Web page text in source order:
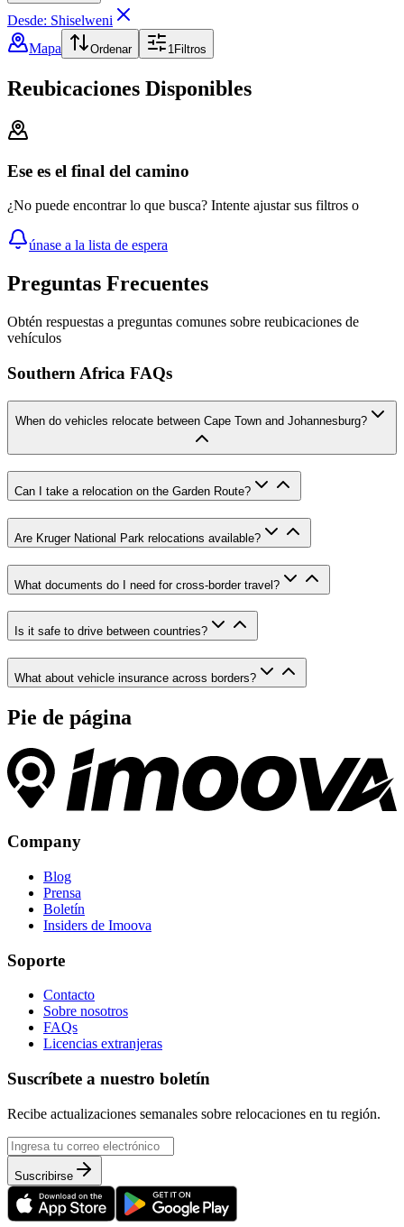
Desde: Shiselweni
Mapa
Ordenar 1Filtros
Reubicaciones Disponibles
Ese es el final del camino
¿No puede encontrar lo que busca? Intente ajustar sus filtros o
únase a la lista de espera
Preguntas Frecuentes
Obtén respuestas a preguntas comunes sobre reubicaciones de
vehículos
Southern Africa FAQs
When do vehicles relocate between Cape Town and Johannesburg?
Can I take a relocation on the Garden Route?
Are Kruger National Park relocations available?
What documents do I need for cross-border travel?
Is it safe to drive between countries?
What about vehicle insurance across borders?
Pie de página
Company
Blog
Prensa
Boletín
Insiders de Imoova
Soporte
Contacto
Sobre nosotros
FAQs
Licencias extranjeras
Suscríbete a nuestro boletín
Recibe actualizaciones semanales sobre relocaciones en tu región.
Suscribirse